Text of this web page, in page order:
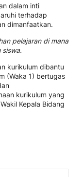
dalam inti
terhadap
dimanfaatkan.
pelajaran di mana
siswa.
kurikulum dibantu
(Waka 1) bertugas
kurikulum yang
Kepala Bidang